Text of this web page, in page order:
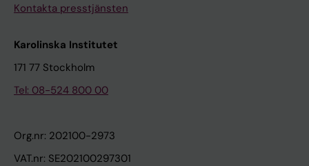
Kontakta presstjänsten
Karolinska Institutet
171 77 Stockholm
Tel: 08-524 800 00
Org.nr: 202100-2973
VAT.nr: SE202100297301